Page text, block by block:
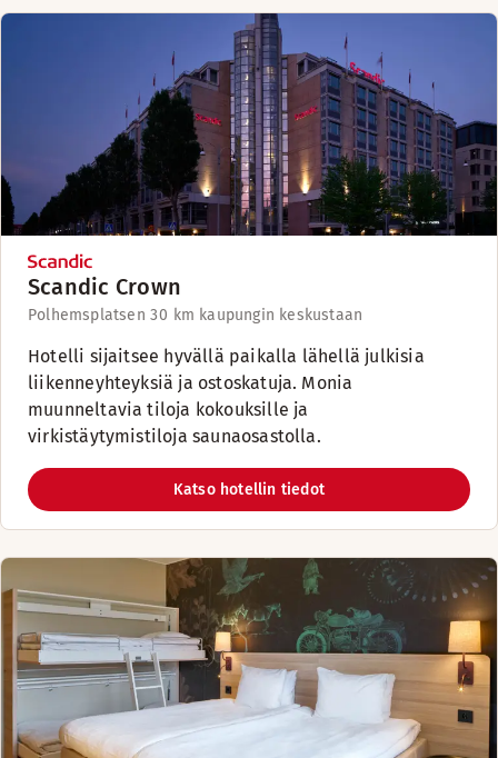
Scandic Crown
Polhemsplatsen 30 km kaupungin keskustaan
Hotelli sijaitsee hyvällä paikalla lähellä julkisia
liikenneyhteyksiä ja ostoskatuja. Monia
muunneltavia tiloja kokouksille ja
virkistäytymistiloja saunaosastolla.
Katso hotellin tiedot